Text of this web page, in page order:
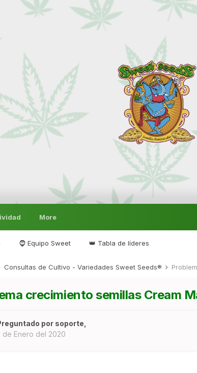
🧔 Equipo Sweet 👑 Tabla de líderes
More
Consultas de Cultivo - Variedades Sweet Seeds®
crecimiento semillas Cream
por soporte
de Enero del 2020